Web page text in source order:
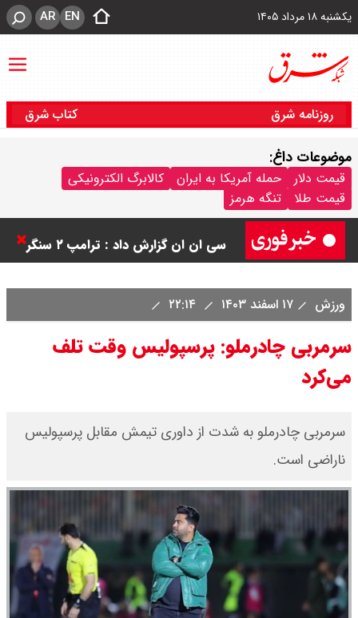
یکشنبه ۱۸ مرداد ۱۴۰۵ EN
AR
روزنامه شرق کتاب شرق
موضوعات داغ:
قیمت دلار حمله آمریکا به ایران
کالابرگ الکترونیکی
قیمت طلا
تنگه هرمز
برتر می رسد ؟
سی ان ان گزارش داد : ترامپ ۲ سنگر
سنتی جمهوری‌خواهان را از دست می
دهد؟
بنزین برای دولت چقدر تمام می شود؟
رهبر انقلاب با مسعود پزشکیان دیدار
اقتصادی با طرفهای خارجی گفتگو شد
ورزش ۱۷ اسفند ۱۴۰۳
سرمربی چادرملو: پرسپولیس وقت تلف
می‌کرد
سرمربی چادرملو به شدت از داوری تیمش مقابل پرسپولیس
ناراضی است.